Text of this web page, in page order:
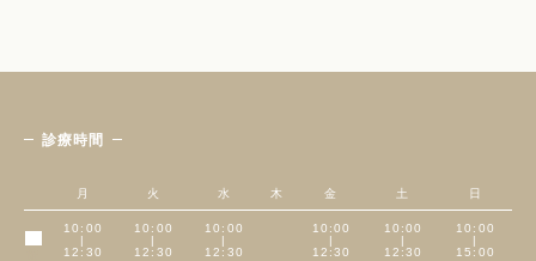
診療時間
月 火 水 木 金 土 日
10:00
|
12:30
10:00
|
12:30
10:00
|
12:30
10:00
|
12:30
10:00
|
12:30
10:00
|
15:00